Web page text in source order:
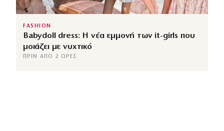
FASHION
Babydoll dress: Η νέα εμμονή των it-girls που
μοιάζει με νυχτικό
ΠΡΙΝ ΑΠΌ 2 ΏΡΕΣ